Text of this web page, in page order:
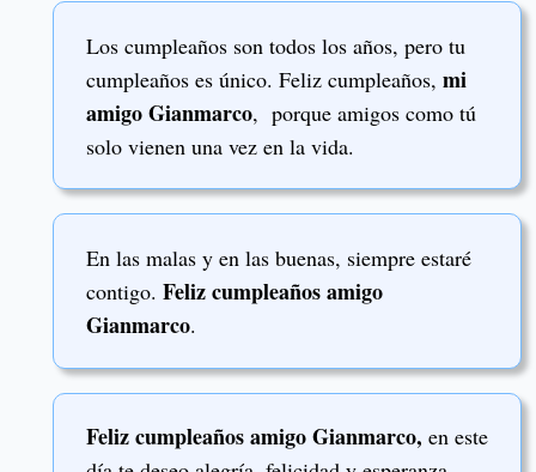
Los cumpleaños son todos los años, pero tu
cumpleaños es único. Feliz cumpleaños, mi
amigo Gianmarco, porque amigos como tú
solo vienen una vez en la vida.
En las malas y en las buenas, siempre estaré
contigo. Feliz cumpleaños amigo
Gianmarco.
Feliz cumpleaños amigo Gianmarco, en este